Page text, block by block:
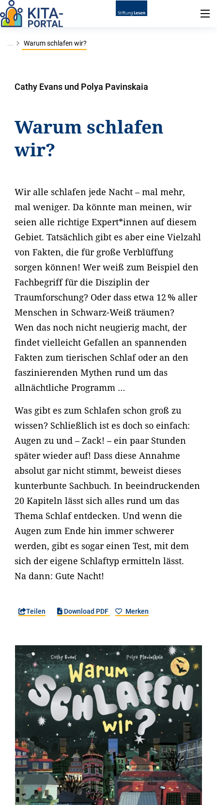
... Warum schlafen wir?
Cathy Evans und Polya Pavinskaia
Warum schlafen
wir?
Wir alle schlafen jede Nacht – mal mehr,
mal weniger. Da könnte man meinen, wir
seien alle richtige Expert*innen auf diesem
Gebiet. Tatsächlich gibt es aber eine Vielzahl
von Fakten, die für große Verblüffung
sorgen können! Wer weiß zum Beispiel den
Fachbegriff für die Disziplin der
Traumforschung? Oder dass etwa 12 % aller
Menschen in Schwarz-Weiß träumen?
Wen das noch nicht neugierig macht, der
findet vielleicht Gefallen an spannenden
Fakten zum tierischen Schlaf oder an den
faszinierenden Mythen rund um das
allnächtliche Programm …
Was gibt es zum Schlafen schon groß zu
wissen? Schließlich ist es doch so einfach:
Augen zu und – Zack! – ein paar Stunden
später wieder auf! Dass diese Annahme
absolut gar nicht stimmt, beweist dieses
kunterbunte Sachbuch. In beeindruckenden
20 Kapiteln lässt sich alles rund um das
Thema Schlaf entdecken. Und wenn die
Augen zum Ende hin immer schwerer
werden, gibt es sogar einen Test, mit dem
sich der eigene Schlaftyp ermitteln lässt.
Na dann: Gute Nacht!
Teilen Download PDF Merken